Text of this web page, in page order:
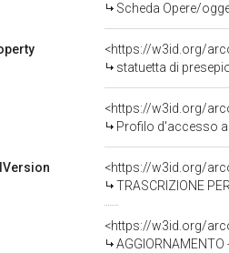
Scheda Opere/
<https://w3id.org/
statuetta di
<https://w3id.org/
Profilo d'accesso
<https://w3id.org/
TRASCRIZIONE
<https://w3id.org/